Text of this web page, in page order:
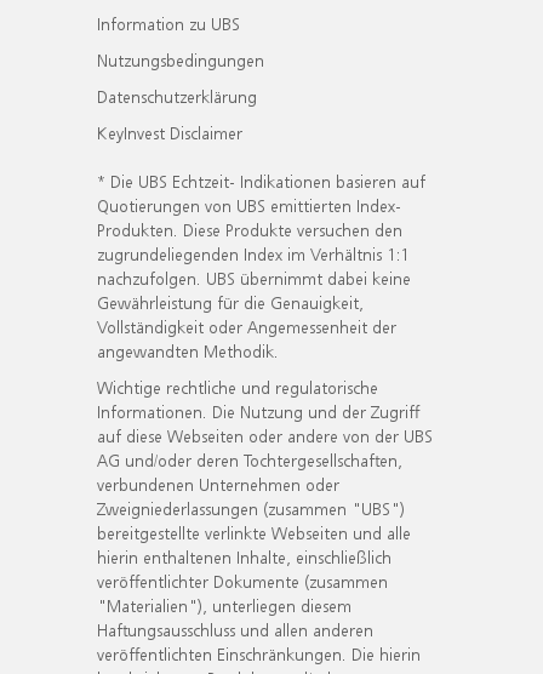
Information zu UBS
Nutzungsbedingungen
Datenschutzerklärung
KeyInvest Disclaimer
* Die UBS Echtzeit- Indikationen basieren auf
Quotierungen von UBS emittierten Index-
Produkten. Diese Produkte versuchen den
zugrundeliegenden Index im Verhältnis 1:1
nachzufolgen. UBS übernimmt dabei keine
Gewährleistung für die Genauigkeit,
Vollständigkeit oder Angemessenheit der
angewandten Methodik.
Wichtige rechtliche und regulatorische
Informationen. Die Nutzung und der Zugriff
auf diese Webseiten oder andere von der UBS
AG und/oder deren Tochtergesellschaften,
verbundenen Unternehmen oder
Zweigniederlassungen (zusammen "UBS")
bereitgestellte verlinkte Webseiten und alle
hierin enthaltenen Inhalte, einschließlich
veröffentlichter Dokumente (zusammen
"Materialien"), unterliegen diesem
Haftungsausschluss und allen anderen
veröffentlichten Einschränkungen. Die hierin